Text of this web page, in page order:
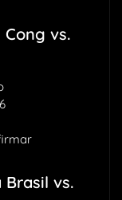
vs.
Brasil vs.